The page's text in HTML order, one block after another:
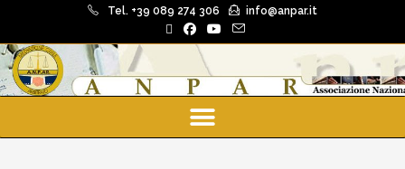
Tel. +39 089 274 306 info@anpar.it